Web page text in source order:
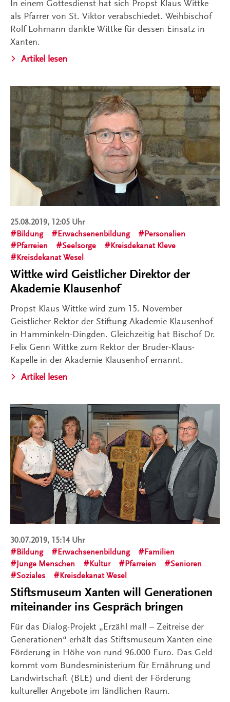
In einem Gottesdienst hat sich Propst Klaus Wittke
als Pfarrer von St. Viktor verabschiedet. Weihbischof
Rolf Lohmann dankte Wittke für dessen Einsatz in
Xanten.
Artikel lesen
25.08.2019, 12:05 Uhr
Bildung
Erwachsenenbildung
Personalien
Pfarreien
Seelsorge
Kreisdekanat Kleve
Kreisdekanat Wesel
Wittke wird Geistlicher Direktor der
Akademie Klausenhof
Propst Klaus Wittke wird zum 15. November
Geistlicher Rektor der Stiftung Akademie Klausenhof
in Hamminkeln-Dingden. Gleichzeitig hat Bischof Dr.
Felix Genn Wittke zum Rektor der Bruder-Klaus-
Kapelle in der Akademie Klausenhof ernannt.
Artikel lesen
30.07.2019, 15:14 Uhr
Bildung
Erwachsenenbildung
Familien
Junge Menschen
Kultur Pfarreien
Senioren
Soziales
Kreisdekanat Wesel
Stiftsmuseum Xanten will Generationen
miteinander ins Gespräch bringen
Für das Dialog-Projekt „Erzähl mal! – Zeitreise der
Generationen“ erhält das Stiftsmuseum Xanten eine
Förderung in Höhe von rund 96.000 Euro. Das Geld
kommt vom Bundesministerium für Ernährung und
Landwirtschaft (BLE) und dient der Förderung
kultureller Angebote im ländlichen Raum.